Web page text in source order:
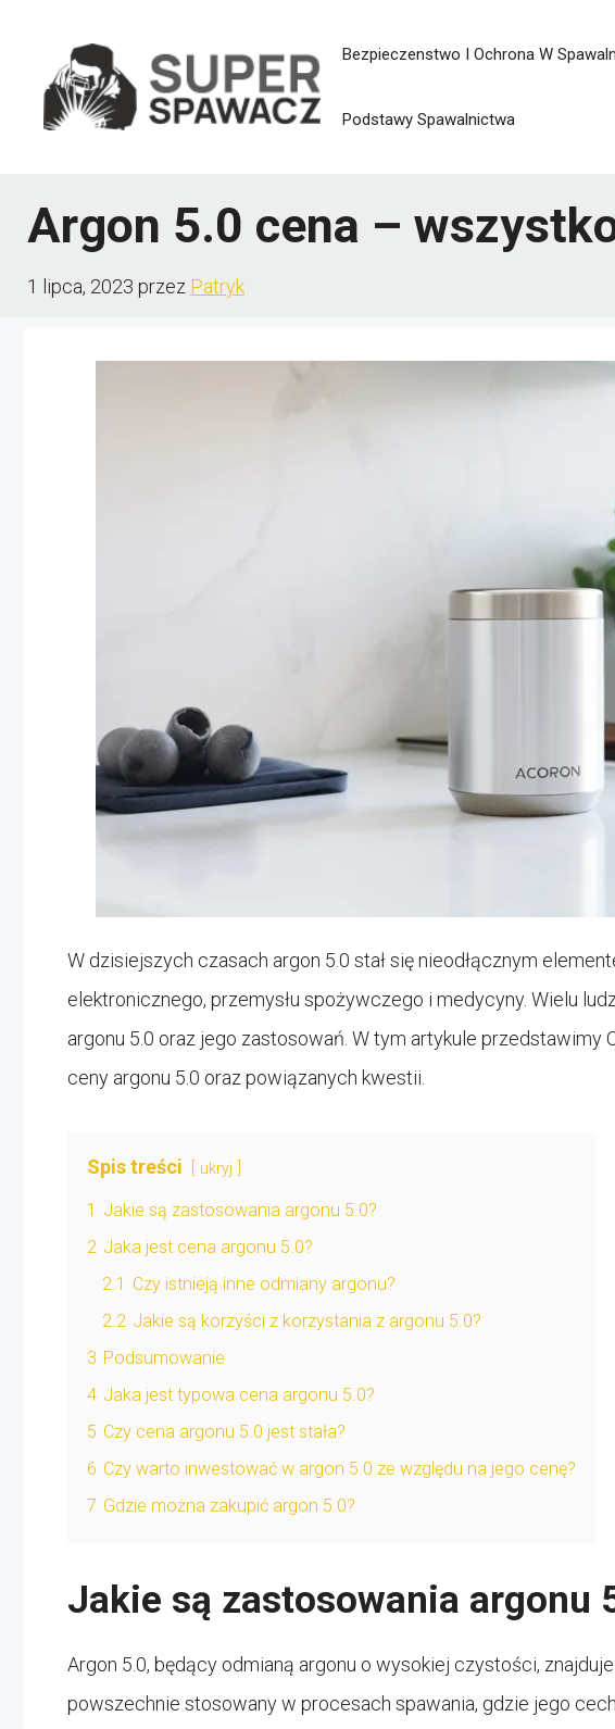
treści
Bezpieczenstwo I Ochrona W
Podstawy Spawalnictwa
Argon 5.0 cena –
1 lipca, 2023 przez Patryk
W dzisiejszych czasach argon 5.0 stał się nieodłącznym
elektronicznego, przemysłu spożywczego i medycyny. Wielu
argonu 5.0 oraz jego zastosowań. W tym artykule przedstawimy
ceny argonu 5.0 oraz powiązanych kwestii.
Spis treści ukryj
1 Jakie są zastosowania argonu 5.0?
2 Jaka jest cena argonu 5.0?
2.1 Czy istnieją inne odmiany argonu?
2.2 Jakie są korzyści z korzystania z argonu 5.0?
3 Podsumowanie
4 Jaka jest typowa cena argonu 5.0?
5 Czy cena argonu 5.0 jest stała?
6 Czy warto inwestować w argon 5.0 ze względu na jego cenę?
7 Gdzie można zakupić argon 5.0?
Jakie są zastosowania argonu
Argon 5.0, będący odmianą argonu o wysokiej czystości,
powszechnie stosowany w procesach spawania, gdzie jego